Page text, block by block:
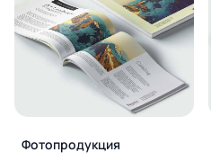
Фотопродукция